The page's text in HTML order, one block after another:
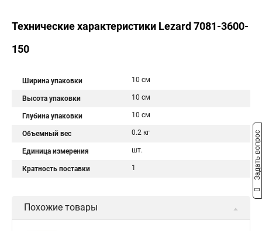
Технические характеристики Lezard 7081-3600-
150
Ширина упаковки 10 см
Высота упаковки 10 см
Глубина упаковки 10 см
Объемный вес 0.2 кг
Единица измерения шт.
Кратность поставки 1
Похожие товары
Задать вопрос